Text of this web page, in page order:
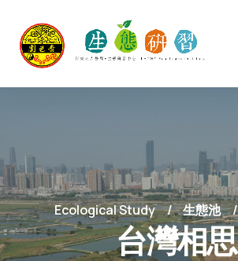
Ecological Study 生態池
台灣相思